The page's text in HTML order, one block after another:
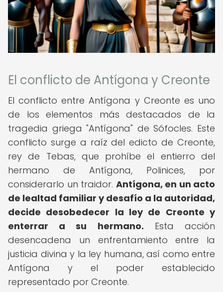
El conflicto de Antígona y Creonte
El conflicto entre Antígona y Creonte es uno
de los elementos más destacados de la
tragedia griega "Antígona" de Sófocles. Este
conflicto surge a raíz del edicto de Creonte,
rey de Tebas, que prohíbe el entierro del
hermano de Antígona, Polinices, por
considerarlo un traidor. Antígona, en un acto
de lealtad familiar y desafío a la autoridad,
decide desobedecer la ley de Creonte y
enterrar a su hermano. Esta acción
desencadena un enfrentamiento entre la
justicia divina y la ley humana, así como entre
Antígona y el poder establecido
representado por Creonte.